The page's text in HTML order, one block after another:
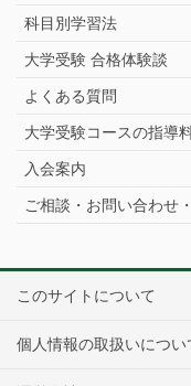
科目別学習法
大学受験 合格体験談
よくある質問
大学受験コースの指導
入会案内
ご相談・お問い合わせ
このサイトについて
個人情報の取扱いについ